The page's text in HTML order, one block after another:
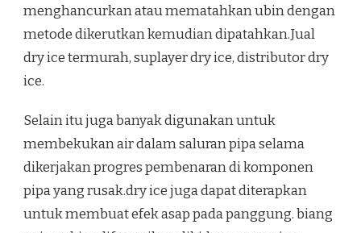
menghancurkan atau mematahkan ubin dengan
metode dikerutkan kemudian dipatahkan.Jual
dry ice termurah, suplayer dry ice, distributor dry
ice.
Selain itu juga banyak digunakan untuk
membekukan air dalam saluran pipa selama
dikerjakan progres pembenaran di komponen
pipa yang rusak.dry ice juga dapat diterapkan
untuk membuat efek asap pada panggung. biang